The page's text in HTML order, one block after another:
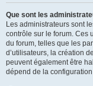
Que sont les
Les administrateurs sont
contrôle sur le forum. Ces
du forum, telles que les
d’utilisateurs, la création
peuvent également être
dépend de la